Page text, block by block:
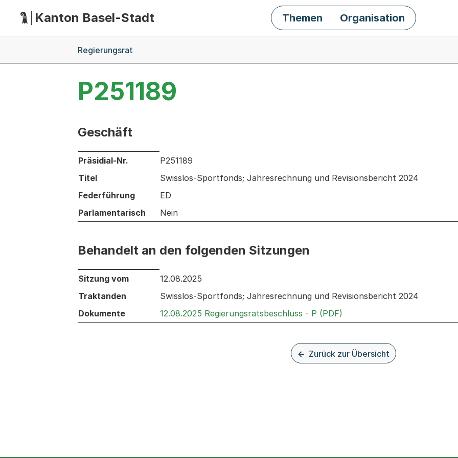
HauptnavigationKanton Basel-Stadt Themen Organisation
Regierungsrat
P251189
Geschäft
Informationen zum Ausgewählten Geschäft
Präsidial-Nr.
P251189
Titel
Swisslos-Sportfonds; Jahresrechnung und Revisionsbericht 2024
Federführung
ED
Parlamentarisch
Nein
Behandelt an den folgenden Sitzungen
Behandelt an den folgenden Sitzungen: Informationen zu den Sitzungen zum Geschäft
Sitzung vom
12.08.2025
Traktanden
Swisslos-Sportfonds; Jahresrechnung und Revisionsbericht 2024
Dokumente
12.08.2025 Regierungsratsbeschluss - P (PDF)
Zurück zur Übersicht